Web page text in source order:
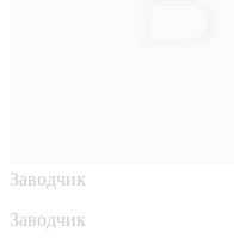
Заводчик
Заводчик